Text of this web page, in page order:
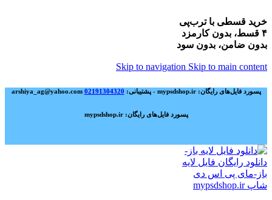
خرید قسطی با ترب‌پی
۴ قسط، بدون کارمزد
بدون ضامن، بدون سود
Skip to navigation Skip to main content
پسورد فایل‌های رایگان: mypsdshop.ir - پشتیبانی: arshiya_ag@yahoo.com 02191304320
پسورد فایل‌های رایگان: mypsdshop.ir